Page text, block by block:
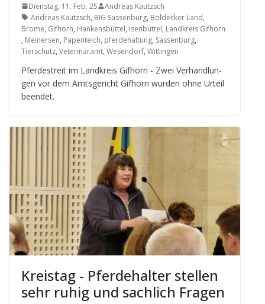
Dienstag, 11. Feb. 25
Andreas Kautzsch
Andreas Kautzsch, BIG Sassenburg, Boldecker Land,
Brome, Gifhorn, Hankensbüttel, Isenbüttel, Landkreis Gifhorn
, Meinersen, Papenteich, pferdehaltung, Sassenburg,
Tierschutz, Veterinäramt, Wesendorf, Wittingen
Pfer­de­streit im Land­kreis Gif­horn - Zwei Ver­hand­lun­
gen vor dem Amts­ge­richt Gif­horn wur­den ohne Urteil
beendet.
Kreis­tag - Pfer­de­hal­ter stel­len
sehr ruhig und sach­lich Fragen